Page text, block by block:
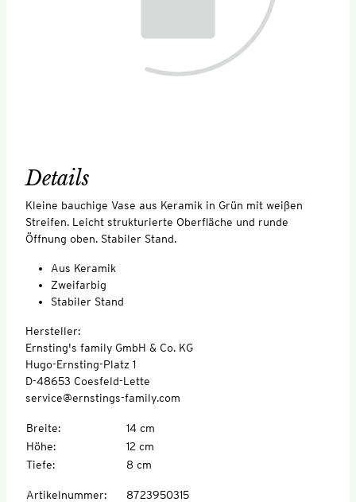
Details
Kleine bauchige Vase aus Keramik in Grün mit weißen
Streifen. Leicht strukturierte Oberfläche und runde
Öffnung oben. Stabiler Stand.
Aus Keramik
Zweifarbig
Stabiler Stand
Hersteller:
Ernsting's family GmbH & Co. KG
Hugo-Ernsting-Platz 1
D-48653 Coesfeld-Lette
service@ernstings-family.com
Breite:
14 cm
Höhe:
12 cm
Tiefe: 8 cm
Artikelnummer: 8723950315